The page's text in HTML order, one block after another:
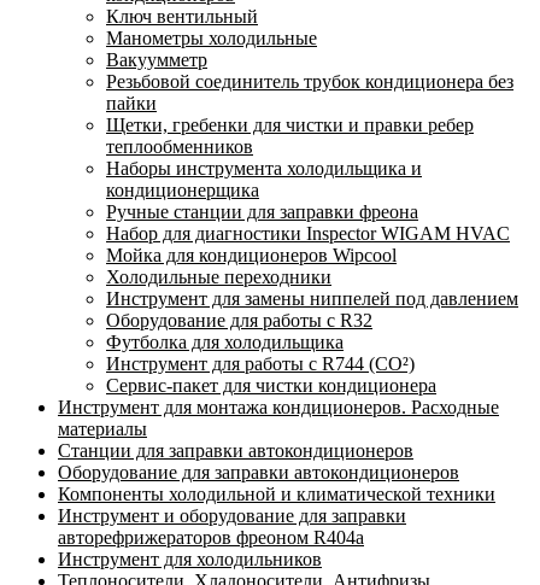
Ключ вентильный
Манометры холодильные
Вакуумметр
Резьбовой соединитель трубок кондиционера без
пайки
Щетки, гребенки для чистки и правки ребер
теплообменников
Наборы инструмента холодильщика и
кондиционерщика
Ручные станции для заправки фреона
Набор для диагностики Inspector WIGAM HVAC
Мойка для кондиционеров Wipcool
Холодильные переходники
Инструмент для замены ниппелей под давлением
Оборудование для работы с R32
Футболка для холодильщика
Инструмент для работы с R744 (CO²)
Сервис-пакет для чистки кондиционера
Инструмент для монтажа кондиционеров. Расходные
материалы
Станции для заправки автокондиционеров
Оборудование для заправки автокондиционеров
Компоненты холодильной и климатической техники
Инструмент и оборудование для заправки
авторефрижераторов фреоном R404a
Инструмент для холодильников